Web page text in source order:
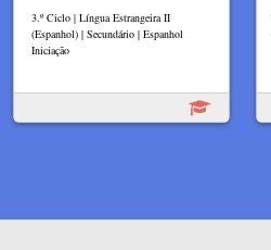
3.º Ciclo | Língua Estrangeira II
(Espanhol) | Secundário | Espanhol
Iniciação